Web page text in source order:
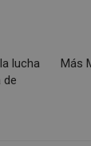
lucha
de
Más